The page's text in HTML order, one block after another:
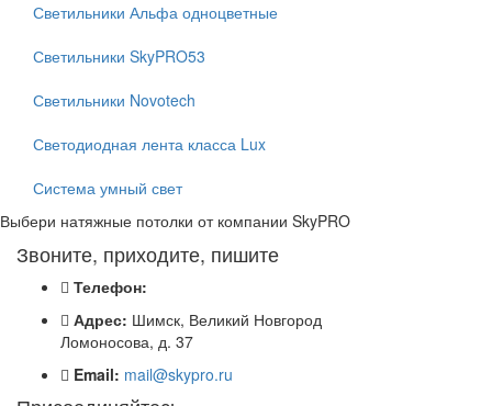
Светильники Альфа одноцветные
Светильники SkyPRO53
Светильники Novotech
Светодиодная лента класса Lux
Система умный свет
Выбери натяжные потолки от компании SkyPRO
Звоните, приходите, пишите
Телефон:
Адрес: Шимск, Великий Новгород
Ломоносова, д. 37
Email: mail@skypro.ru